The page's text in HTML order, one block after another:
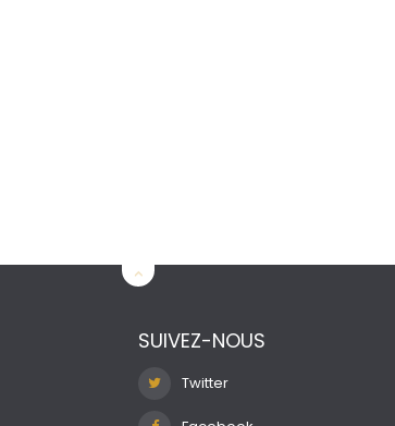
SUIVEZ-NOUS
Twitter